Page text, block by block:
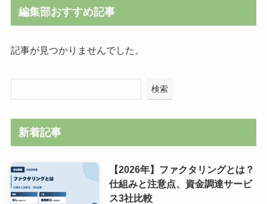
編集部おすすめ記事
記事が見つかりませんでした。
検索
新着記事
【2026年】ファクタリングとは？
仕組みと注意点、資金調達サービ
ス3社比較